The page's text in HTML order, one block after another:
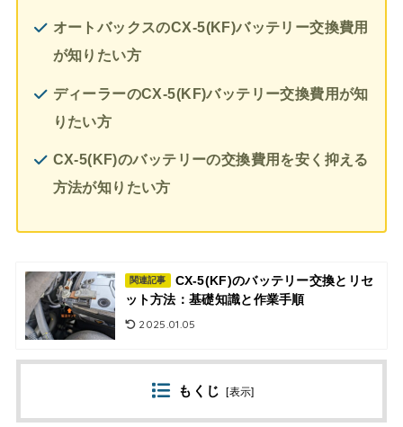
オートバックスのCX-5(KF)バッテリー交換費用
が知りたい方
ディーラーのCX-5(KF)バッテリー交換費用が知
りたい方
CX-5(KF)のバッテリーの交換費用を安く抑える
方法が知りたい方
関連記事
CX-5(KF)のバッテリー交換とリセ
ット方法：基礎知識と作業手順
2025.01.05
もくじ [表示]